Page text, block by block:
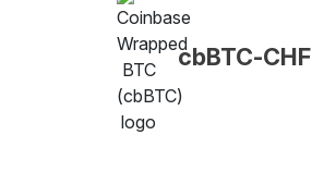
cbBTC-CHF